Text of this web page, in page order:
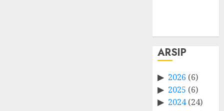
ARSIP
2026 (6)
2025 (6)
2024(24)